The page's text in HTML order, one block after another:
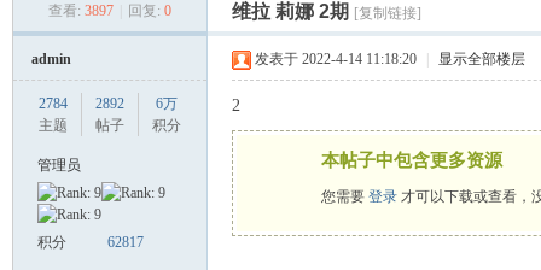
› › ›
查看: 3897 回复: 0 维拉 莉娜 2期 [复制链接]
admin
2784
主题
2892
帖子
6万
积分
管理员
积分 62817
发表于 2022-4-14 11:18:20 显示全部楼层
2
本帖子中包含更多资源
您需要 登录 才可以下载或查看，